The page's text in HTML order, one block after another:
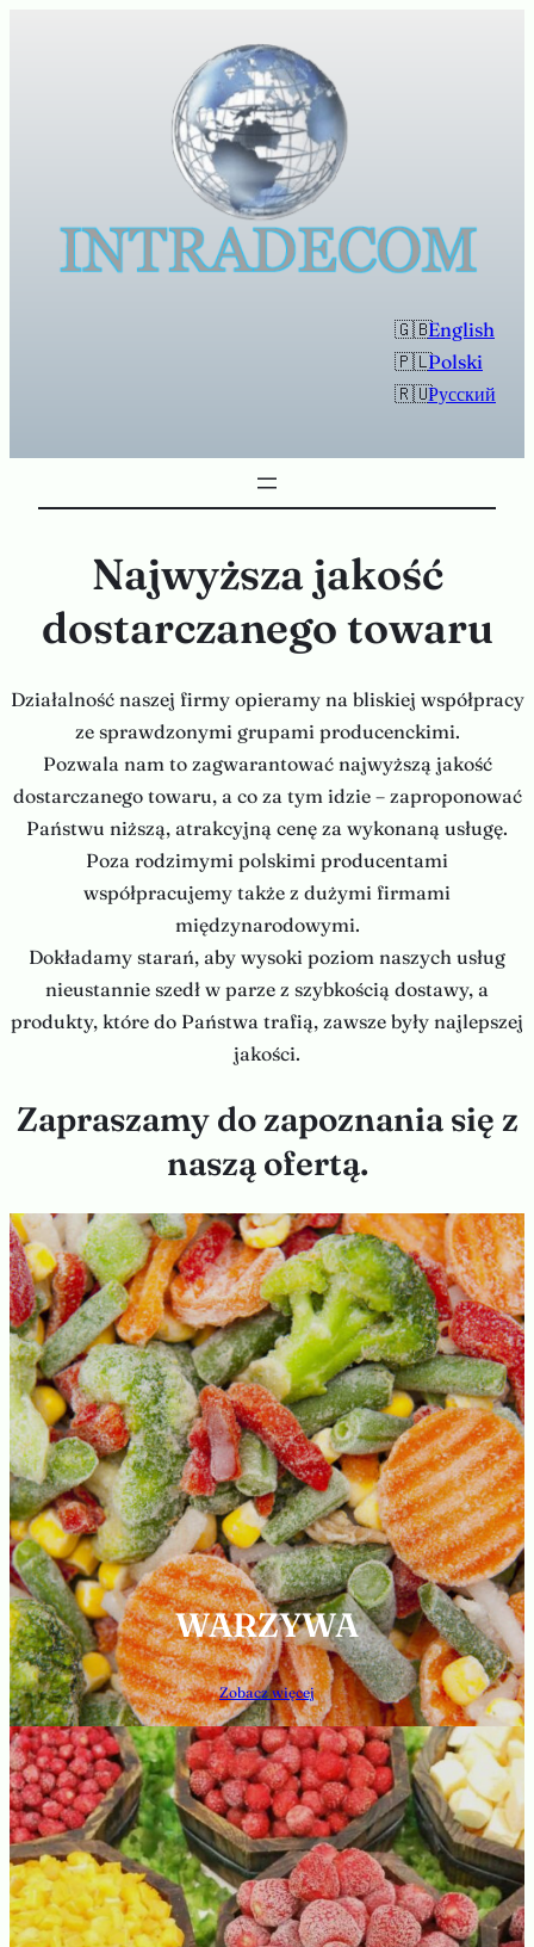
English
Polski
Русский
Najwyższa jakość
dostarczanego towaru
Działalność naszej firmy opieramy na bliskiej współpracy
ze sprawdzonymi grupami producenckimi.
Pozwala nam to zagwarantować najwyższą jakość
dostarczanego towaru, a co za tym idzie – zaproponować
Państwu niższą, atrakcyjną cenę za wykonaną usługę.
Poza rodzimymi polskimi producentami
współpracujemy także z dużymi firmami
międzynarodowymi.
Dokładamy starań, aby wysoki poziom naszych usług
nieustannie szedł w parze z szybkością dostawy, a
produkty, które do Państwa trafią, zawsze były najlepszej
jakości.
Zapraszamy do zapoznania się z
naszą ofertą.
WARZYWA
Zobacz więcej